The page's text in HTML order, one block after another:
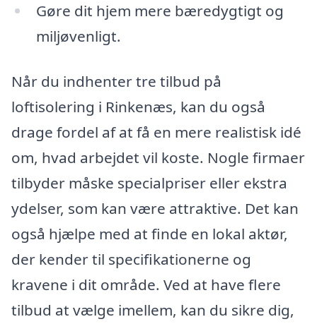
Gøre dit hjem mere bæredygtigt og
miljøvenligt.
Når du indhenter tre tilbud på
loftisolering i Rinkenæs, kan du også
drage fordel af at få en mere realistisk idé
om, hvad arbejdet vil koste. Nogle firmaer
tilbyder måske specialpriser eller ekstra
ydelser, som kan være attraktive. Det kan
også hjælpe med at finde en lokal aktør,
der kender til specifikationerne og
kravene i dit område. Ved at have flere
tilbud at vælge imellem, kan du sikre dig,